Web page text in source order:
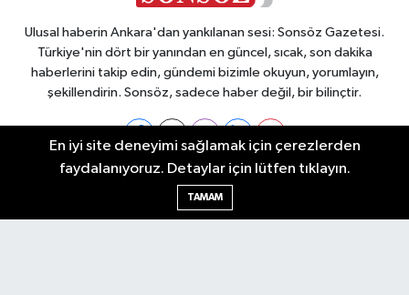
Ulusal haberin Ankara'dan yankılanan sesi: Sonsöz Gazetesi.
Türkiye'nin dört bir yanından en güncel, sıcak, son dakika
haberlerini takip edin, gündemi bizimle okuyun, yorumlayın,
şekillendirin. Sonsöz, sadece haber değil, bir bilinçtir.
Ankara Nöbetçi Eczaneler
En iyi site deneyimi sağlamak için çerezlerden
faydalanıyoruz. Detaylar için lütfen tıklayın.
TAMAM